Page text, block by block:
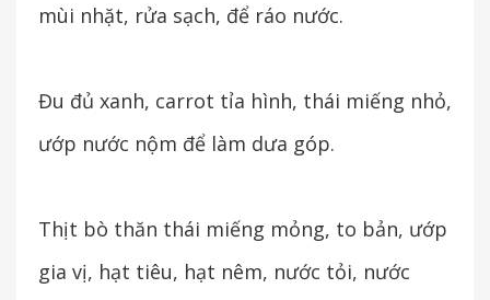
mùi nhặt, rửa sạch, để ráo nước.
Đu đủ xanh, carrot tỉa hình, thái miếng nhỏ,
ướp nước nộm để làm dưa góp.
Thịt bò thăn thái miếng mỏng, to bản, ướp
gia vị, hạt tiêu, hạt nêm, nước tỏi, nước